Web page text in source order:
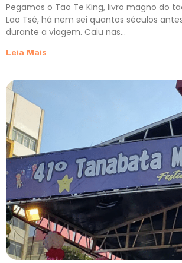
Pegamos o Tao Te King, livro magno do
Lao Tsé, há nem sei quantos séculos
durante a viagem. Caiu nas…
Leia Mais